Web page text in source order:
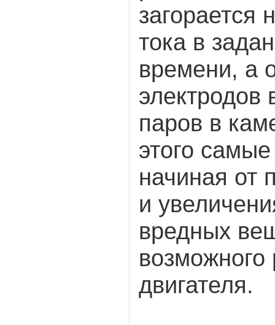
загорается
тока в
времени, а
электродов
паров в
этого
начиная от
и
вредных
двигателя.